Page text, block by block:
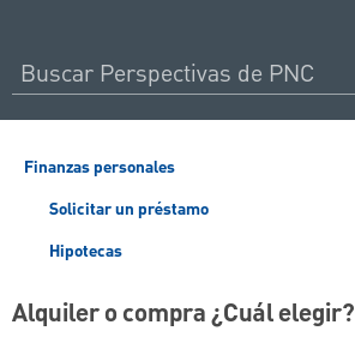
Finanzas personales
Solicitar un préstamo
Hipotecas
Alquiler o compra ¿Cuál elegir?